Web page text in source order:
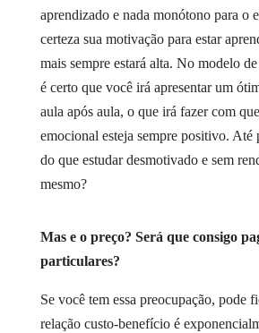
aprendizado e nada monótono para o
certeza sua motivação para estar
mais sempre estará alta. No modelo
é certo que você irá apresentar um
aula após aula, o que irá fazer com
emocional esteja sempre positivo. Até
do que estudar desmotivado e sem
mesmo?
Mas e o preço? Será que consigo
particulares?
Se você tem essa preocupação, pode
relação custo-benefício é